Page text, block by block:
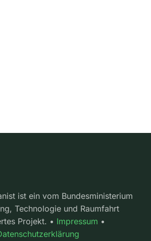
ist ein vom Bundesministerium
Technologie und Raumfahrt
Projekt. • Impressum •